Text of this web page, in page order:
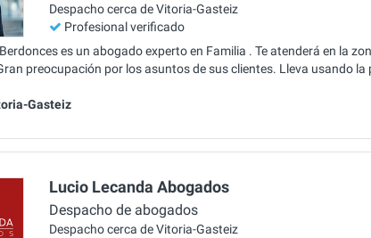
Despacho cerca de Vitoria-Gasteiz
Profesional verificado
es un abogado experto en Familia . Te atenderá en la
preocupación por los asuntos de sus clientes. Lleva usando
Gasteiz
Lucio Lecanda Abogados
Despacho de abogados
Despacho cerca de Vitoria-Gasteiz